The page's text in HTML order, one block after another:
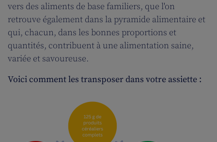
vers des aliments de base familiers, que l'on
retrouve également dans la pyramide alimentaire et
qui, chacun, dans les bonnes proportions et
quantités, contribuent à une alimentation saine,
variée et savoureuse.
Voici comment les transposer dans votre assiette :